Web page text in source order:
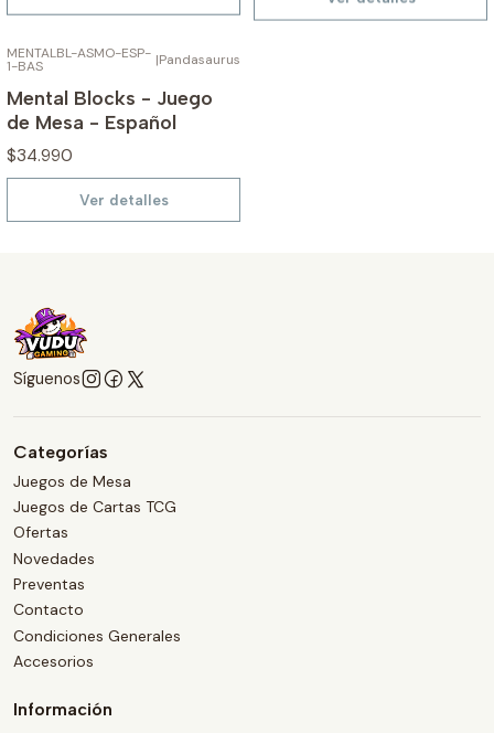
1-BAS
de Mesa - Español
Ver detalles
Síguenos
Categorías
Juegos de Mesa
Juegos de Cartas TCG
Ofertas
Novedades
Preventas
Contacto
Condiciones Generales
Accesorios
Información